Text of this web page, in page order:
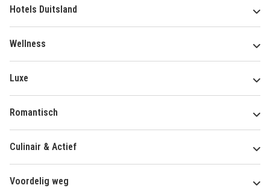
Hotels Duitsland
Wellness
Luxe
Romantisch
Culinair & Actief
Voordelig weg